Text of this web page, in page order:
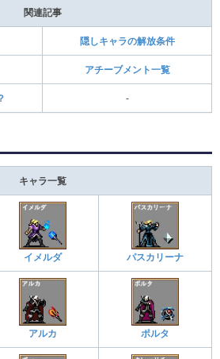
関連記事
隠しキャラの解放条件
アチーブメント一覧
-
キャラ一覧
イメルダ パスカリーナ
アルカ ポルタ